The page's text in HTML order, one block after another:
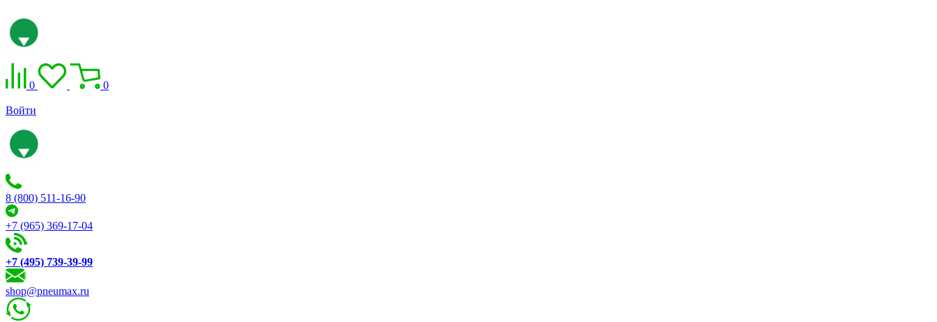
0 0
Войти
8 (800) 511-16-90
+7 (965) 369-17-04
+7 (495) 739-39-99
shop@pneumax.ru